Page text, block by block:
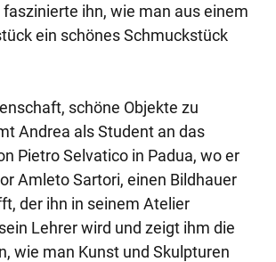
ihn, wie man aus einem
ein schönes Schmuckstück
schöne Objekte zu
Andrea als Student an das
Pietro Selvatico in Padua, wo er
Amleto Sartori, einen Bildhauer
der ihn in seinem Atelier
Lehrer wird und zeigt ihm die
wie man Kunst und Skulpturen